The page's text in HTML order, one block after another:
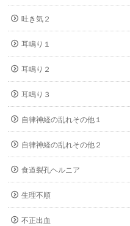
吐き気２
耳鳴り１
耳鳴り２
耳鳴り３
自律神経の乱れその他１
自律神経の乱れその他２
食道裂孔ヘルニア
生理不順
不正出血